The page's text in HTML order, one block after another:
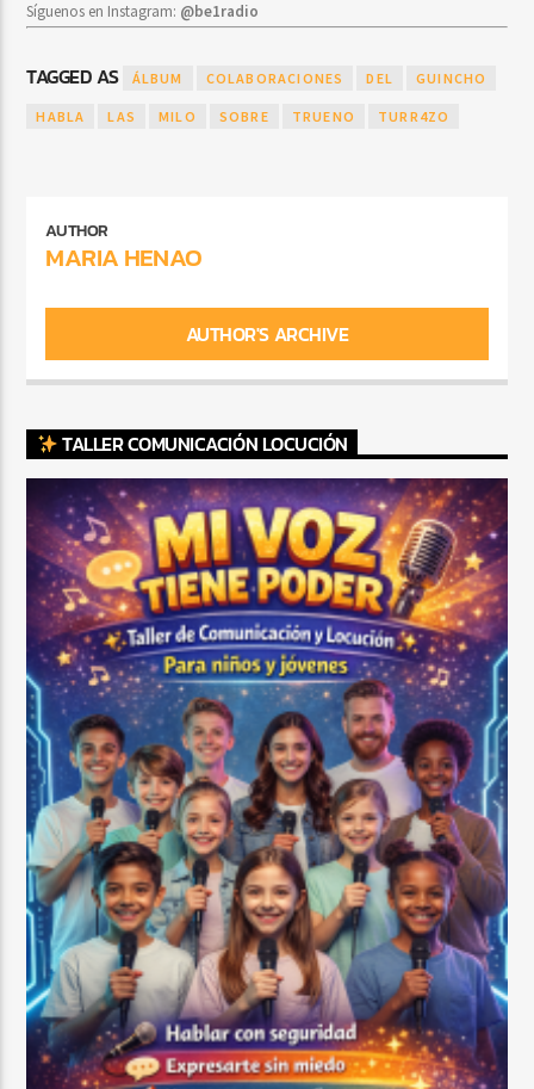
Síguenos en Instagram: @be1radio
TAGGED AS ÁLBUM COLABORACIONES DEL GUINCHO
HABLA LAS MILO SOBRE TRUENO TURR4ZO
AUTHOR
MARIA HENAO
AUTHOR'S ARCHIVE
TALLER COMUNICACIÓN LOCUCIÓN